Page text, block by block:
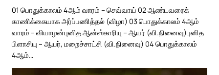
01 பொதுக்காலம் 4ஆம் வாரம் – செவ்வாய் 02 ஆண்டவரைக்
காணிக்கையாக அர்ப்பணித்தல் (விழா) 03 பொதுக்காலம் 4ஆம்
வாரம் – வியாழன்புனித ஆன்ஸ்காரியு – ஆயர் (வி.நினைவு)புனித
பிளாசியு – ஆயர், மறைச்சாட்சி (வி.நினைவு) 04 பொதுக்காலம்
4ஆம்…